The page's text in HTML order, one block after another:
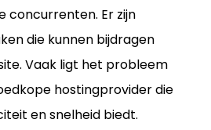
concurrenten. Er zijn
die kunnen bijdragen
Vaak ligt het probleem
hostingprovider die
en snelheid biedt.